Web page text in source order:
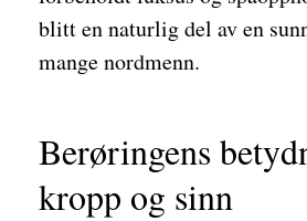
blitt en naturlig del av en
mange nordmenn.
Berøringens
kropp og sinn